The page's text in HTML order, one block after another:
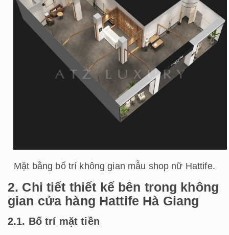
Mặt bằng bố trí không gian mẫu shop nữ Hattife.
2. Chi tiết thiết kế bên trong không
gian cửa hàng Hattife Hà Giang
2.1. Bố trí mặt tiền